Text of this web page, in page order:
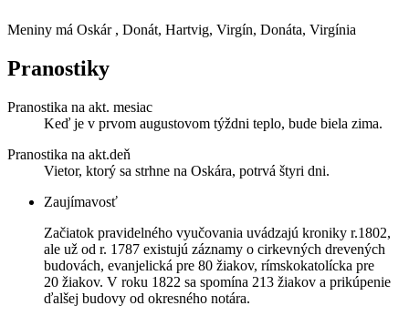
Meniny má Oskár , Donát, Hartvig, Virgín, Donáta, Virgínia
Pranostiky
Pranostika na akt. mesiac
Keď je v prvom augustovom týždni teplo, bude biela zima.
Pranostika na akt.deň
Vietor, ktorý sa strhne na Oskára, potrvá štyri dni.
Zaujímavosť
Začiatok pravidelného vyučovania uvádzajú kroniky r.1802,
ale už od r. 1787 existujú záznamy o cirkevných drevených
budovách, evanjelická pre 80 žiakov, rímskokatolícka pre
20 žiakov. V roku 1822 sa spomína 213 žiakov a prikúpenie
ďalšej budovy od okresného notára.